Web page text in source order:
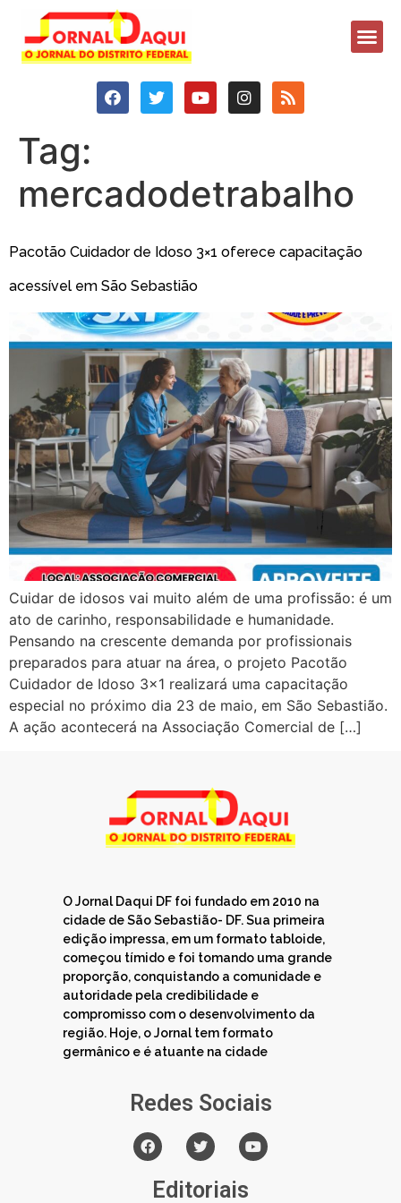
Tag:
mercadodetrabalho
Pacotão Cuidador de Idoso 3×1 oferece capacitação
acessível em São Sebastião
Cuidar de idosos vai muito além de uma profissão: é um
ato de carinho, responsabilidade e humanidade.
Pensando na crescente demanda por profissionais
preparados para atuar na área, o projeto Pacotão
Cuidador de Idoso 3×1 realizará uma capacitação
especial no próximo dia 23 de maio, em São Sebastião.
A ação acontecerá na Associação Comercial de […]
O Jornal Daqui DF foi fundado em 2010 na
cidade de São Sebastião- DF. Sua primeira
edição impressa, em um formato tabloide,
começou tímido e foi tomando uma grande
proporção, conquistando a comunidade e
autoridade pela credibilidade e
compromisso com o desenvolvimento da
região. Hoje, o Jornal tem formato
germânico e é atuante na cidade
Redes Sociais
Editoriais